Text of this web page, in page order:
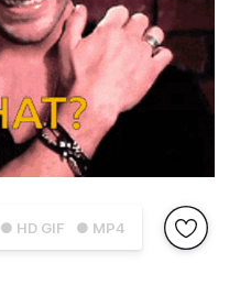
● HD GIF ● MP4